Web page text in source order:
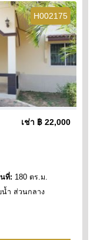
H002175
เช่า ฿ 22,000
ที่: 180 ตร.ม.
น้ำ ส่วนกลาง